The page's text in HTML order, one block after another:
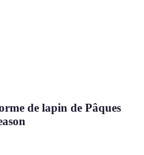
de lapin de Pâques